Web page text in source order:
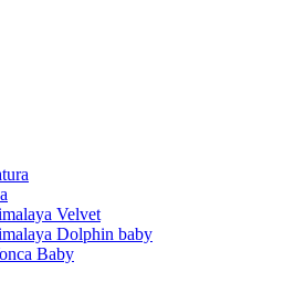
Velvet
Dolphin baby
Baby